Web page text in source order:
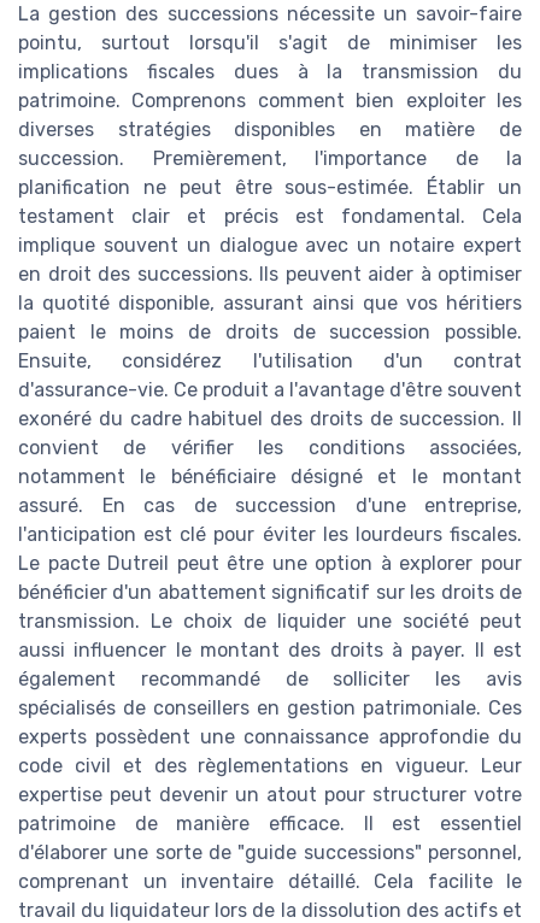
La gestion des successions nécessite un savoir-faire
pointu, surtout lorsqu'il s'agit de minimiser les
implications fiscales dues à la transmission du
patrimoine. Comprenons comment bien exploiter les
diverses stratégies disponibles en matière de
succession. Premièrement, l'importance de la
planification ne peut être sous-estimée. Établir un
testament clair et précis est fondamental. Cela
implique souvent un dialogue avec un notaire expert
en droit des successions. Ils peuvent aider à optimiser
la quotité disponible, assurant ainsi que vos héritiers
paient le moins de droits de succession possible.
Ensuite, considérez l'utilisation d'un contrat
d'assurance-vie. Ce produit a l'avantage d'être souvent
exonéré du cadre habituel des droits de succession. Il
convient de vérifier les conditions associées,
notamment le bénéficiaire désigné et le montant
assuré. En cas de succession d'une entreprise,
l'anticipation est clé pour éviter les lourdeurs fiscales.
Le pacte Dutreil peut être une option à explorer pour
bénéficier d'un abattement significatif sur les droits de
transmission. Le choix de liquider une société peut
aussi influencer le montant des droits à payer. Il est
également recommandé de solliciter les avis
spécialisés de conseillers en gestion patrimoniale. Ces
experts possèdent une connaissance approfondie du
code civil et des règlementations en vigueur. Leur
expertise peut devenir un atout pour structurer votre
patrimoine de manière efficace. Il est essentiel
d'élaborer une sorte de "guide successions" personnel,
comprenant un inventaire détaillé. Cela facilite le
travail du liquidateur lors de la dissolution des actifs et